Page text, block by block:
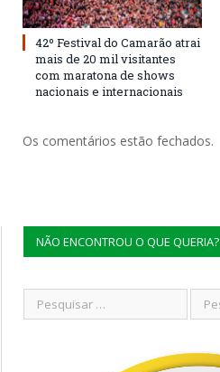
42º Festival do Camarão atrai
mais de 20 mil visitantes
com maratona de shows
nacionais e internacionais
Os comentários estão fechados.
NÃO ENCONTROU O QUE QUERIA?